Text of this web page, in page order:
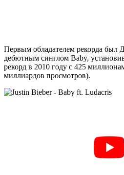
Первым обладателем рекорда был
дебютным синглом Baby,
рекорд в 2010 году с 425
миллиардов просмотров).